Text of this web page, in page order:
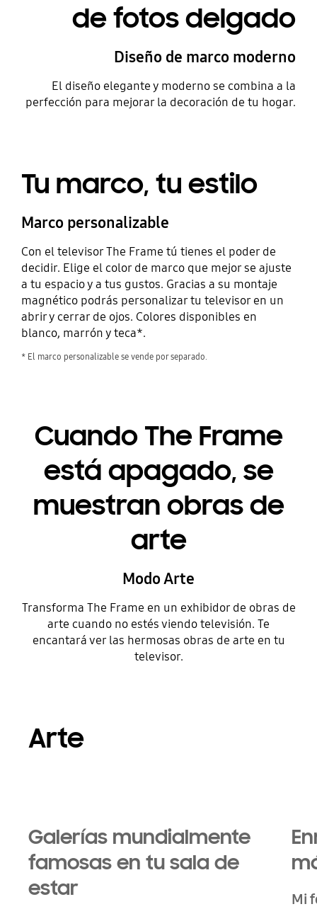
de fotos delgado
Diseño de marco moderno
El diseño elegante y moderno se combina a la
perfección para mejorar la decoración de tu hogar.
Tu marco, tu estilo
Marco personalizable
Con el televisor The Frame tú tienes el poder de
decidir. Elige el color de marco que mejor se ajuste
a tu espacio y a tus gustos. Gracias a su montaje
magnético podrás personalizar tu televisor en un
abrir y cerrar de ojos. Colores disponibles en
blanco, marrón y teca*.
* El marco personalizable se vende por separado.
Cuando The Frame
está apagado, se
muestran obras de
arte
Modo Arte
Transforma The Frame en un exhibidor de obras de
arte cuando no estés viendo televisión. Te
encantará ver las hermosas obras de arte en tu
televisor.
Arte
Galerías mundialmente
famosas en tu sala de
estar
Mi